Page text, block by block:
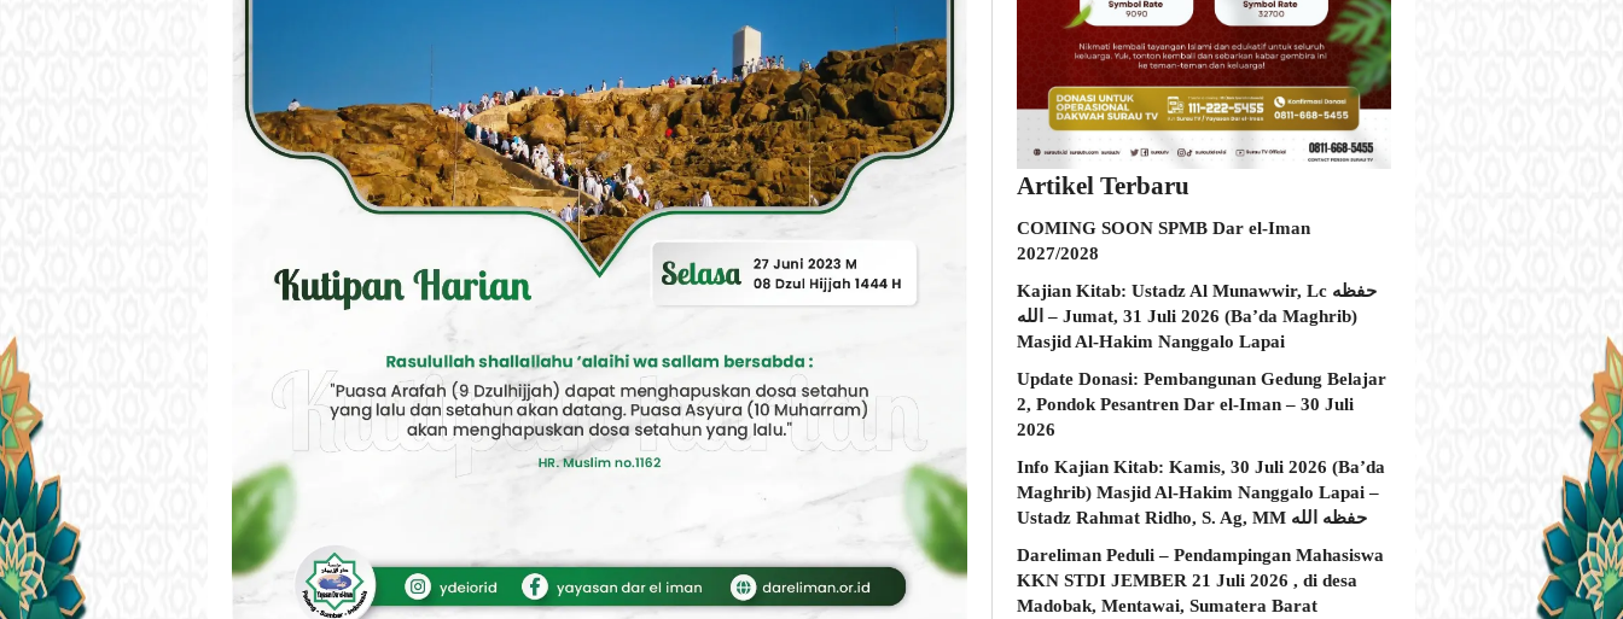
Artikel Terbaru
COMING SOON SPMB Dar el-Iman
2027/2028
Kajian Kitab: Ustadz Al Munawwir, Lc حفظه
الله – Jumat, 31 Juli 2026 (Ba’da Maghrib)
Masjid Al-Hakim Nanggalo Lapai
Update Donasi: Pembangunan Gedung Belajar
2, Pondok Pesantren Dar el-Iman – 30 Juli
2026
Info Kajian Kitab: Kamis, 30 Juli 2026 (Ba’da
Maghrib) Masjid Al-Hakim Nanggalo Lapai –
Ustadz Rahmat Ridho, S. Ag, MM حفظه الله
Dareliman Peduli – Pendampingan Mahasiswa
KKN STDI JEMBER 21 Juli 2026 , di desa
Madobak, Mentawai, Sumatera Barat